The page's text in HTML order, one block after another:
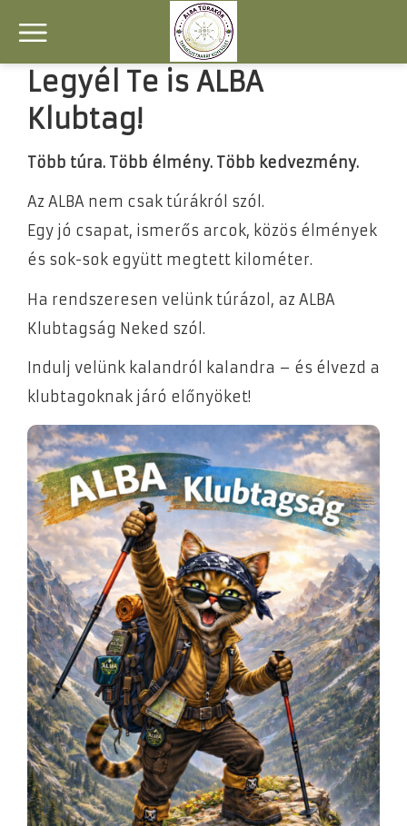
Legyél Te is ALBA
Klubtag!
Több túra. Több élmény. Több kedvezmény.
Az ALBA nem csak túrákról szól.
Egy jó csapat, ismerős arcok, közös élmények
és sok-sok együtt megtett kilométer.
Ha rendszeresen velünk túrázol, az ALBA
Klubtagság Neked szól.
Indulj velünk kalandról kalandra – és élvezd a
klubtagoknak járó előnyöket!